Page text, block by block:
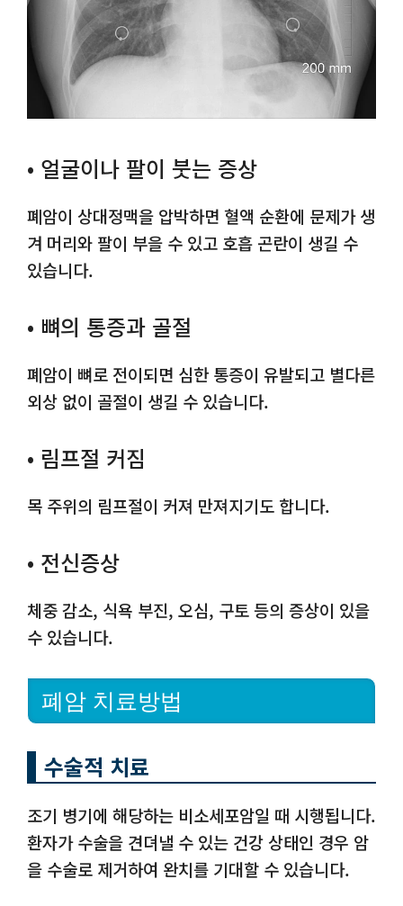
• 얼굴이나 팔이 붓는 증상
폐암이 상대정맥을 압박하면 혈액 순환에 문제가 생
겨 머리와 팔이 부을 수 있고 호흡 곤란이 생길 수
있습니다.
• 뼈의 통증과 골절
폐암이 뼈로 전이되면 심한 통증이 유발되고 별다른
외상 없이 골절이 생길 수 있습니다.
• 림프절 커짐
목 주위의 림프절이 커져 만져지기도 합니다.
• 전신증상
체중 감소, 식욕 부진, 오심, 구토 등의 증상이 있을
수 있습니다.
폐암 치료방법
수술적 치료
조기 병기에 해당하는 비소세포암일 때 시행됩니다.
환자가 수술을 견뎌낼 수 있는 건강 상태인 경우 암
을 수술로 제거하여 완치를 기대할 수 있습니다.